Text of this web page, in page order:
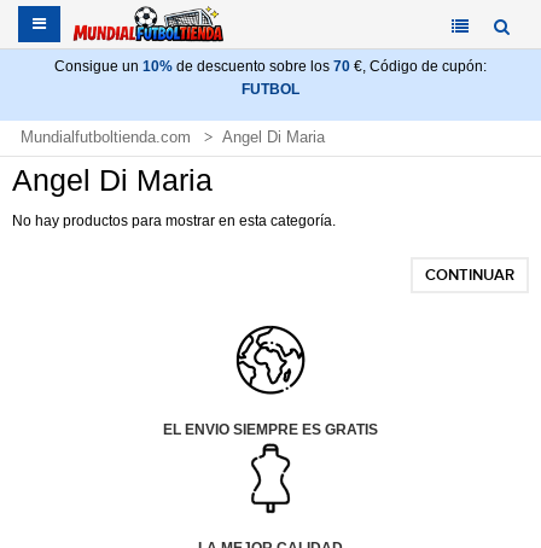
Consigue un 10% de descuento sobre los 70 €, Código de cupón:
FUTBOL
Mundialfutboltienda.com Angel Di Maria
Angel Di Maria
No hay productos para mostrar en esta categoría.
CONTINUAR
EL ENVIO SIEMPRE ES GRATIS